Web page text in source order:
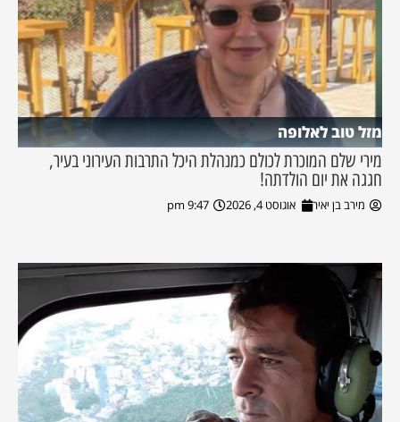
מזל טוב לאלופה
מירי שלם המוכרת לכולם כמנהלת היכל התרבות העירוני בעיר,
חגגה את יום הולדתה!
מירב בן יאיר אוגוסט 4, 2026 9:47 pm